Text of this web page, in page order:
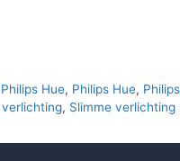
Hue, Philips Hue, Philips
verlichting, Slimme verlichting